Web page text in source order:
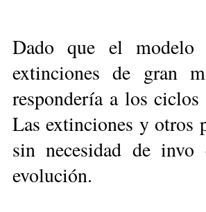
Dado que el modelo
extinciones de gran
respondería a los
Las extinciones y otros
sin necesidad de
evolución.